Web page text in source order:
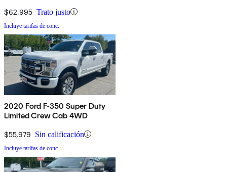
$62,995 Trato justo
Incluye tarifas de conc.
2020 Ford F-350 Super Duty
Limited Crew Cab 4WD
$55,979 Sin calificación
Incluye tarifas de conc.